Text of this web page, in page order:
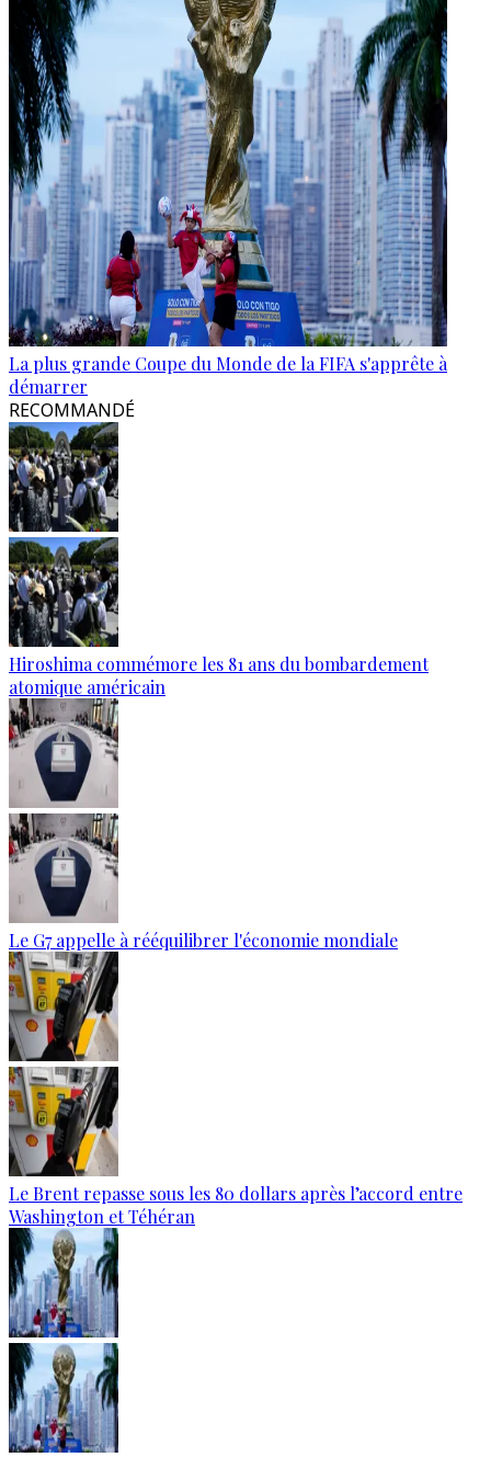
La plus grande Coupe du Monde de la FIFA s'apprête à
démarrer
RECOMMANDÉ
Hiroshima commémore les 81 ans du bombardement
atomique américain
Le G7 appelle à rééquilibrer l'économie mondiale
Le Brent repasse sous les 80 dollars après l’accord entre
Washington et Téhéran